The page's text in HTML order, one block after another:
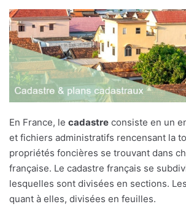
En France, le cadastre consiste en un
et fichiers administratifs rencensant la
propriétés foncières se trouvant dans
française. Le cadastre français se
lesquelles sont divisées en sections.
quant à elles, divisées en feuilles.